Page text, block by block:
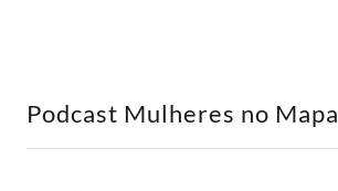
Podcast Mulheres no Mapa